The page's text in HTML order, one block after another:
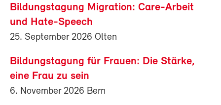
Bildungstagung Migration: Care-Arbeit
und Hate-Speech
25. September 2026 Olten
Bildungstagung für Frauen: Die Stärke,
eine Frau zu sein
6. November 2026 Bern